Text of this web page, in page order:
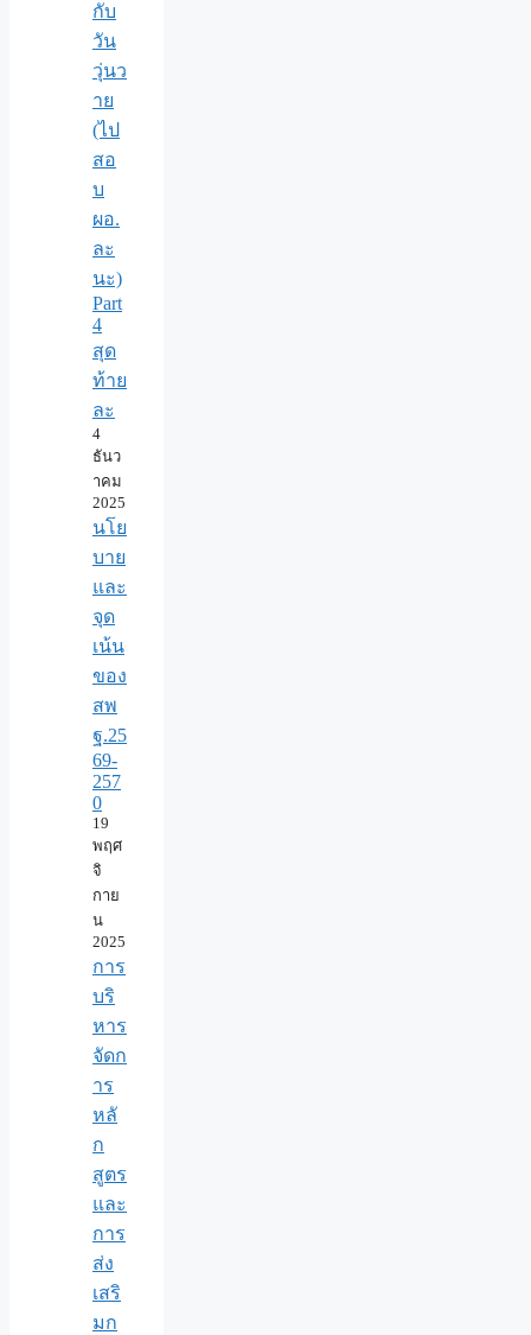
กับ
วัน
วุ่นว
าย
(ไป
สอ
บ
ผอ.
ละ
นะ)
Part
4
สุด
ท้าย
ละ
4
ธันว
าคม
2025
นโย
บาย
และ
จุด
เน้น
ของ
สพ
ฐ.25
69-
257
0
19
พฤศ
จิ
กาย
น
2025
การ
บริ
หาร
จัดก
าร
หลั
ก
สูตร
และ
การ
ส่ง
เสริ
มก